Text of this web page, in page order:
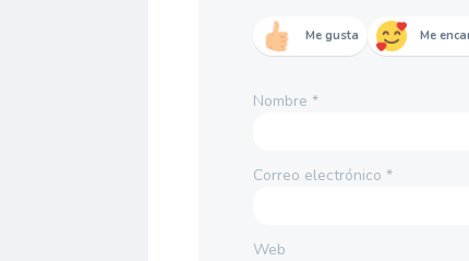
Me gusta Me
Nombre*
Correo electrónico*
Web